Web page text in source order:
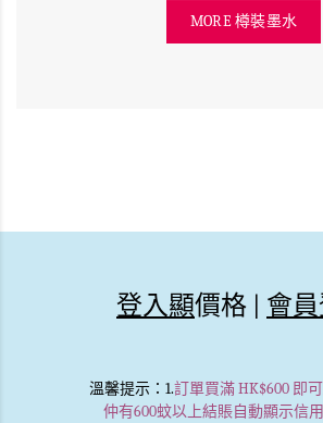
MORE 樽裝墨水
登入顯價格 | 會
溫馨提示：1.訂單買滿 HK$600 即
仲有600蚊以上結賬自動顯示信